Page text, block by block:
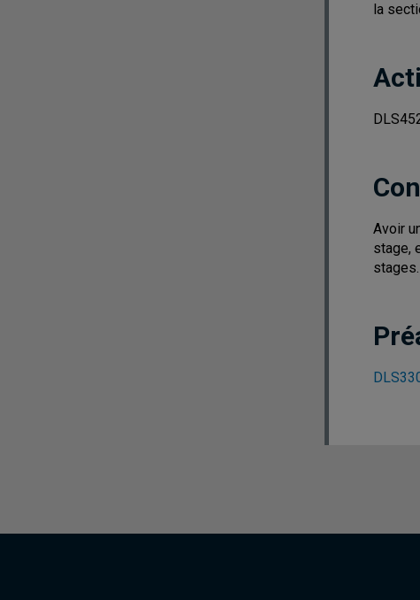
la
Avoir
stage,
stages.